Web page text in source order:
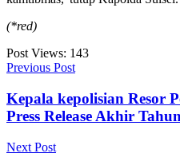
(*red)
Post Views: 143
Previous Post
Kepala kepolisian Resor
Press Release Akhir
Next Post